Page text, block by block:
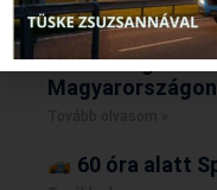
Tovább olvasom »
A
Magyarországon
60 óra alatt